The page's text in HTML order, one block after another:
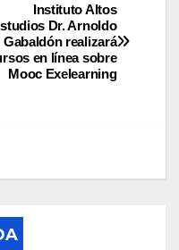
Instituto Altos
Dr. Arnoldo
Gabaldón realizará
en línea sobre
Mooc Exelearning